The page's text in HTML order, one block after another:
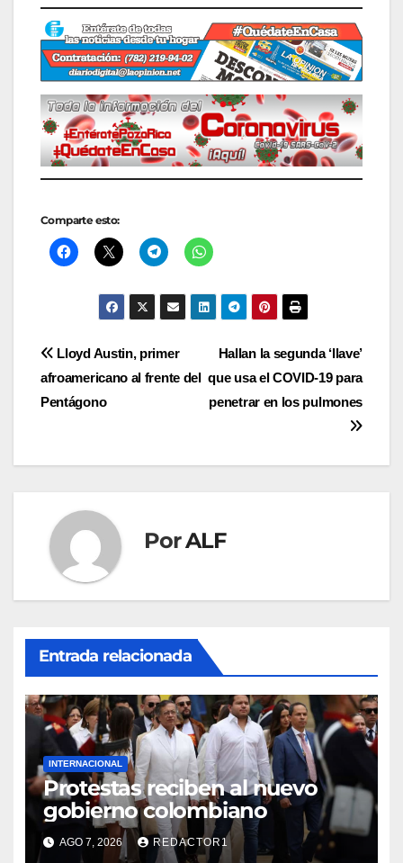
Comparte esto:
Navegación
de
Hallan la segunda ‘llave’
que usa el COVID-19 para
penetrar en los pulmones
Lloyd Austin, primer
afroamericano al frente del
Pentágono
PorALF
Entrada relacionada
INTERNACIONAL
Protestas reciben al nuevo
gobierno colombiano
AGO 7, 2026 REDACTOR1